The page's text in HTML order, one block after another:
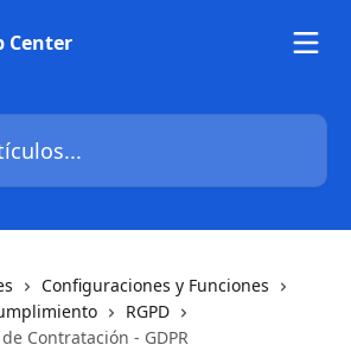
Configuraciones y Funciones
RGPD
Contratación - GDPR